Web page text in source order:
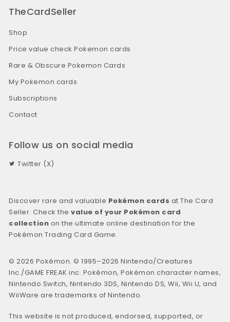
TheCardSeller
Shop
Price value check Pokemon cards
Rare & Obscure Pokemon Cards
My Pokemon cards
Subscriptions
Contact
Follow us on social media
Twitter (X)
Discover rare and valuable Pokémon cards at The Card
Seller. Check thevalue of your Pokémon card
collection on the ultimate online destination for the
Pokémon Trading Card Game.
© 2026 Pokémon. © 1995–2026 Nintendo/Creatures
Inc./GAME FREAK inc. Pokémon, Pokémon character names,
Nintendo Switch, Nintendo 3DS, Nintendo DS, Wii, Wii U, and
WiiWare are trademarks of Nintendo.
This website is not produced, endorsed, supported, or